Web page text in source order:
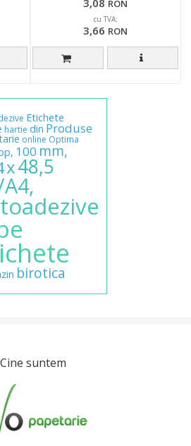
3,08 RON
cu TVA:
3,66 RON
Etichete
hartie din Produse
online Optima
100 mm,
x48,5
birotica
Cine suntem